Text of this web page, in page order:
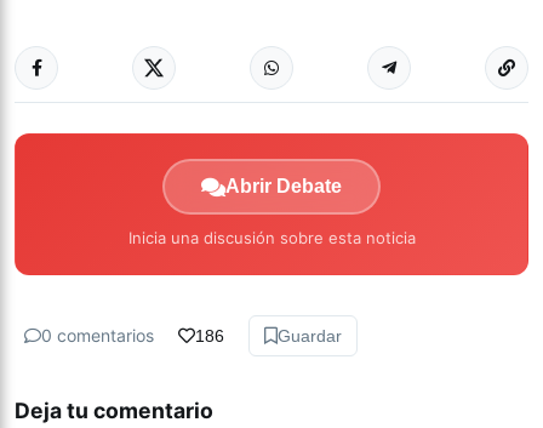
Abrir Debate
Inicia una discusión sobre esta noticia
0 comentarios 186 Guardar
Deja tu comentario